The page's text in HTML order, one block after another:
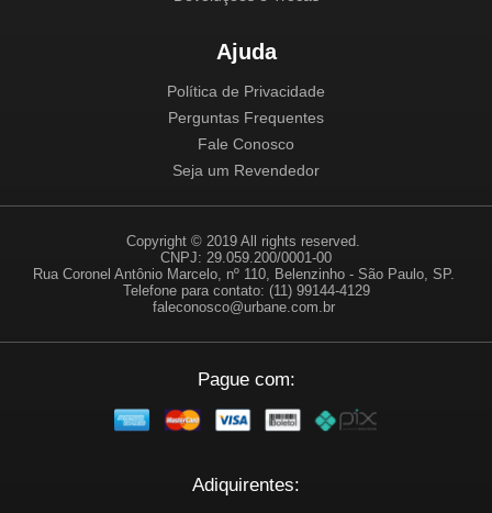
Ajuda
Política de Privacidade
Perguntas Frequentes
Fale Conosco
Seja um Revendedor
Copyright © 2019 All rights reserved.
CNPJ: 29.059.200/0001-00
Rua Coronel Antônio Marcelo, nº 110, Belenzinho - São Paulo, SP.
Telefone para contato: (11) 99144-4129
faleconosco@urbane.com.br
Pague com:
Adiquirentes: